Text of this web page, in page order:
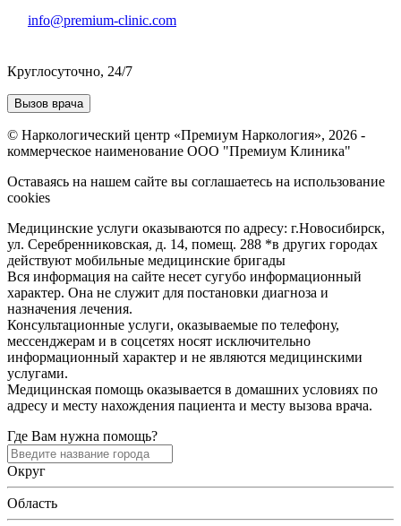
info@premium-clinic.com
Круглосуточно, 24/7
Вызов врача
© Наркологический центр «Премиум Наркология», 2026 -
коммерческое наименование ООО "Премиум Клиника"
Оставаясь на нашем сайте вы соглашаетесь на использование
cookies
Медицинские услуги оказываются по адресу: г.Новосибирск,
ул. Серебренниковская, д. 14, помещ. 288 *в других городах
действуют мобильные медицинские бригады
Вся информация на сайте несет сугубо информационный
характер. Она не служит для постановки диагноза и
назначения лечения.
Консультационные услуги, оказываемые по телефону,
мессенджерам и в соцсетях носят исключительно
информационный характер и не являются медицинскими
услугами.
Медицинская помощь оказывается в домашних условиях по
адресу и месту нахождения пациента и месту вызова врача.
Где Вам нужна помощь?
Округ
Область